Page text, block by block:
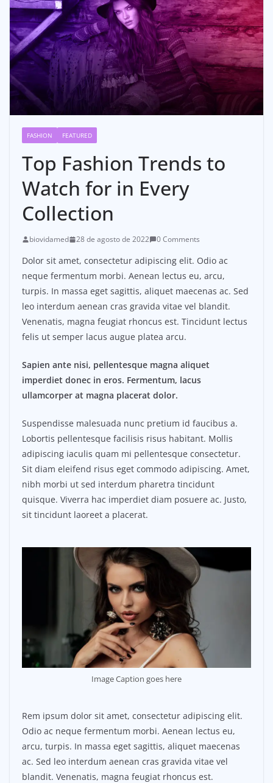
FASHION FEATURED
Top Fashion Trends to
Watch for in Every
Collection
biovidamed 28 de agosto de 2022 0 Comments
Dolor sit amet, consectetur adipiscing elit. Odio ac
neque fermentum morbi. Aenean lectus eu, arcu,
turpis. In massa eget sagittis, aliquet maecenas ac. Sed
leo interdum aenean cras gravida vitae vel blandit.
Venenatis, magna feugiat rhoncus est. Tincidunt lectus
felis ut semper lacus augue platea arcu.
Sapien ante nisi, pellentesque magna aliquet
imperdiet donec in eros. Fermentum, lacus
ullamcorper at magna placerat dolor.
Suspendisse malesuada nunc pretium id faucibus a.
Lobortis pellentesque facilisis risus habitant. Mollis
adipiscing iaculis quam mi pellentesque consectetur.
Sit diam eleifend risus eget commodo adipiscing. Amet,
nibh morbi ut sed interdum pharetra tincidunt
quisque. Viverra hac imperdiet diam posuere ac. Justo,
sit tincidunt laoreet a placerat.
Image Caption goes here
Rem ipsum dolor sit amet, consectetur adipiscing elit.
Odio ac neque fermentum morbi. Aenean lectus eu,
arcu, turpis. In massa eget sagittis, aliquet maecenas
ac. Sed leo interdum aenean cras gravida vitae vel
blandit. Venenatis, magna feugiat rhoncus est.